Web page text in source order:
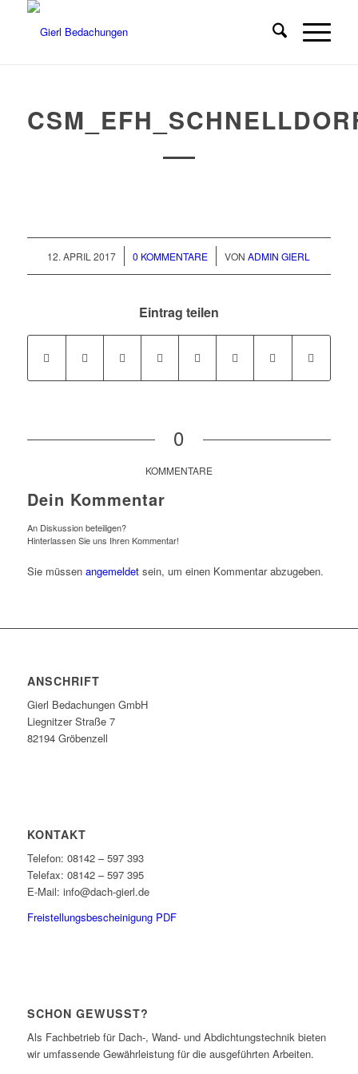
12. APRIL 2017
/ 0 KOMMENTARE
/ VONADMIN GIERL
Eintrag teilen
0
KOMMENTARE
Dein Kommentar
An Diskussion beteiligen?
Hinterlassen Sie uns Ihren Kommentar!
Sie müssen angemeldetsein, um einen Kommentar abzugeben.
ANSCHRIFT
Gierl Bedachungen GmbH
Liegnitzer Straße 7
82194 Gröbenzell
KONTAKT
Telefon: 08142 – 597 393
Telefax: 08142 – 597 395
E-Mail: info@dach-gierl.de
Freistellungsbescheinigung PDF
SCHON GEWUSST?
Als Fachbetrieb für Dach-, Wand- und Abdichtungstechnik bieten
wir umfassende Gewährleistung für die ausgeführten Arbeiten.